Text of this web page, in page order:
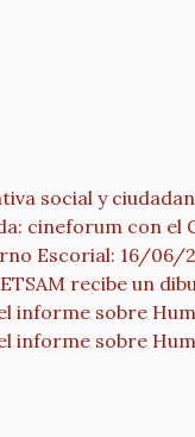
social y
cineforum con el
Escorial: 16/06/
recibe un
informe sobre
informe sobre